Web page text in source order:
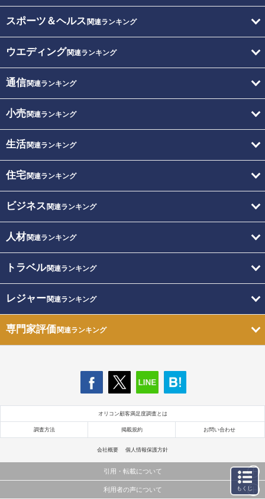
スポーツ＆ヘルス 関連ランキング
ウエディング関連ランキング
通信関連ランキング
小売関連ランキング
生活関連ランキング
住宅関連ランキング
ビジネス 関連ランキング
人材関連ランキング
トラベル関連ランキング
レジャー関連ランキング
専門家評価関連ランキング
オリコン顧客満足度調査とは
調査方法 掲載規約 お問い合わせ
会社概要 個人情報保護方針
引用・転載について
当サイトで公開されている情報（文字、写真、イラスト、画像データ等）及びこれらの配置・
利用者の声について もくじ